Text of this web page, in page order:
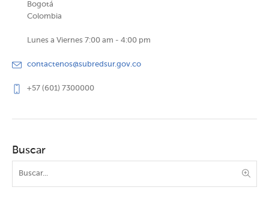
Bogotá
Colombia
Lunes a Viernes 7:00 am - 4:00 pm
contactenos@subredsur.gov.co
+57 (601) 7300000
Buscar